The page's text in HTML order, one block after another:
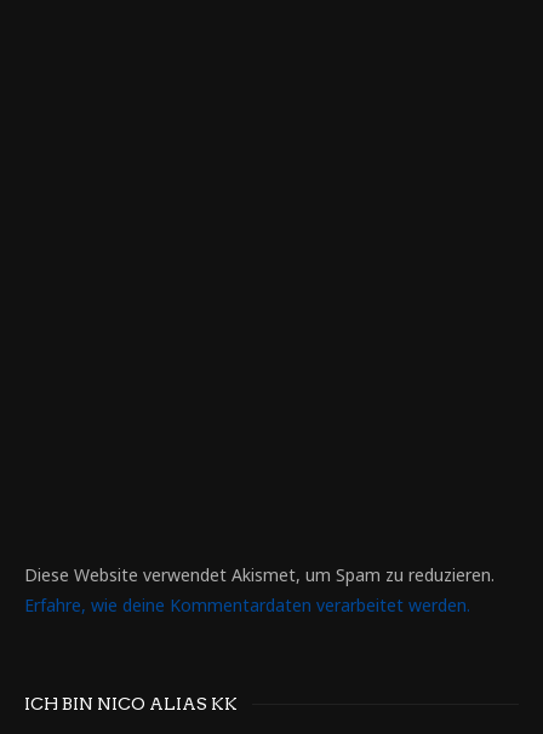
Diese Website verwendet Akismet, um Spam zu reduzieren.
Erfahre, wie deine Kommentardaten verarbeitet werden.
ICH BIN NICO ALIAS KK